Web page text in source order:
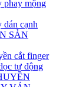
phay mộng
dán cạnh
SẢN
cắt finger
tự động